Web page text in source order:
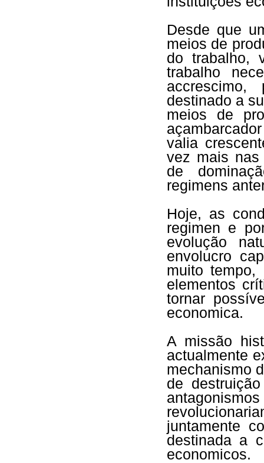
Desde que
meios de
do trabalho,
trabalho
destinado a
meios de
valia
vez mais nas
de
regimens
Hoje, as
regimen e
evolução
envolucro
muito
elementos
tornar
economica.
A missão
actualmente
mechanismo
de
juntamente
destinada a
economicos.